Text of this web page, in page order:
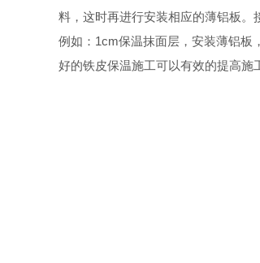
料，这时再进行安装相应的薄铝板。
例如：1cm保温抹面层，安装薄铝板
好的铁皮保温施工可以有效的提高施